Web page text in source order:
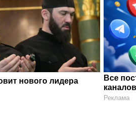
нового лидера
Все
Реклама